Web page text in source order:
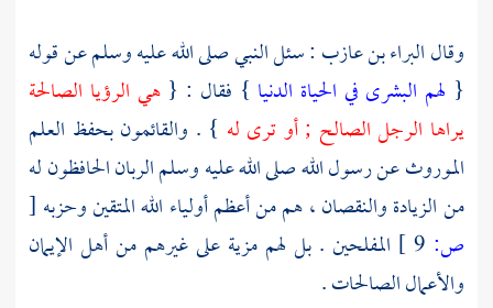
وقالالبراء بن عازب : سئل النبي صلى الله عليه وسلم عن قوله
{ لهم البشرى في الحياة الدنيا } فقال : {هي الرؤيا الصالحة
يراها الرجل الصالح ; أو ترى له } . والقائمون بحفظ العلم
الموروث عن رسول الله صلى الله عليه وسلم الربان الحافظون له
من الزيادة والنقصان ، هم من أعظم أولياء الله المتقين وحزبه [
ص:
المفلحين . بل لهم مزية على غيرهم من أهل الإيمان
والأعمال الصالحات .